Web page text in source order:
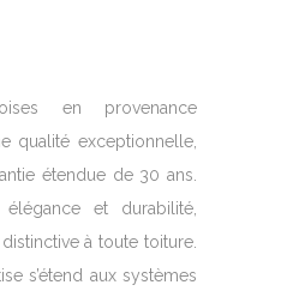
en provenance
qualité exceptionnelle,
étendue de 30 ans.
et durabilité,
à toute toiture.
s’étend aux systèmes